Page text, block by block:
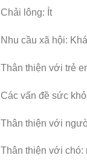
Chải lông: Ít
Nhu cầu xã hội:
Thân thiện với trẻ
Các vấn đề sức
Thân thiện với
Thân thiện với chó: